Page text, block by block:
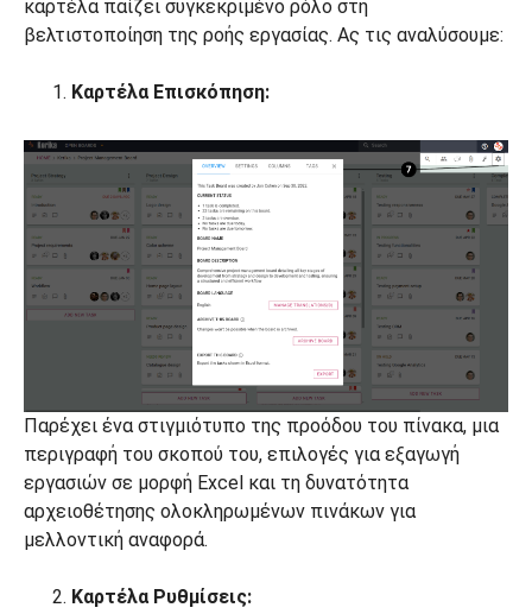
καρτέλα παίζει συγκεκριμένο ρόλο στη
βελτιστοποίηση της ροής εργασίας. Ας τις αναλύσουμε:
Καρτέλα Επισκόπηση:
Παρέχει ένα στιγμιότυπο της προόδου του πίνακα, μια
περιγραφή του σκοπού του, επιλογές για εξαγωγή
εργασιών σε μορφή Excel και τη δυνατότητα
αρχειοθέτησης ολοκληρωμένων πινάκων για
μελλοντική αναφορά.
Καρτέλα Ρυθμίσεις: